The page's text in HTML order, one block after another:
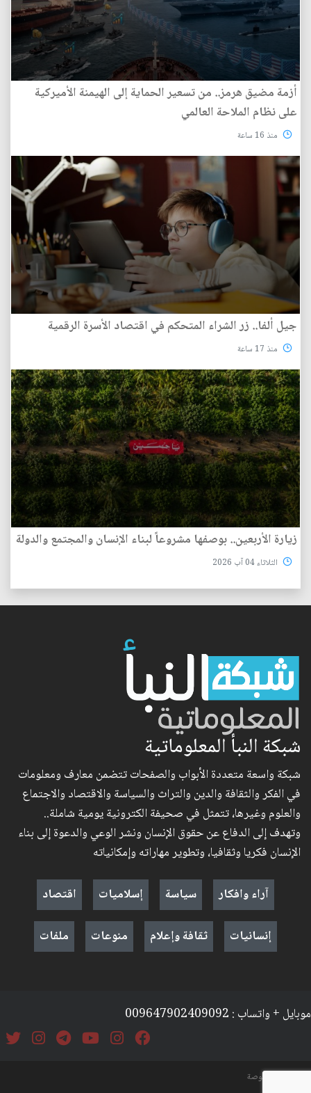
أزمة مضيق هرمز.. من تسعير الحماية إلى الهيمنة الأميركية
على نظام الملاحة العالمي
منذ 16 ساعة
جيل ألفا.. زر الشراء المتحكم في اقتصاد الأسرة الرقمية
منذ 17 ساعة
زيارة الأربعين.. بوصفها مشروعاً لبناء الإنسان والمجتمع والدولة
الثلاثاء 04 آب 2026
شبكة النبأ المعلوماتية
شبكة واسعة متعددة الأبواب والصفحات تتضمن معارف ومعلومات
في الفكر والثقافة والدين والتراث والسياسة والاقتصاد والاجتماع
والعلوم وغيرها، تتمثل في صحيفة الكترونية يومية شاملة..
وتهدف إلى الدفاع عن حقوق الإنسان ونشر الوعي والدعوة إلى بناء
الإنسان فكريا وثقافيا، وتطوير مهاراته وإمكانياته
آراء وافكار
سياسة إسلاميات
اقتصاد
إنسانيات
ثقافة وإعلام منوعات ملفات
موبايل + واتساب : 009647902409092
السياسة والخصوصة